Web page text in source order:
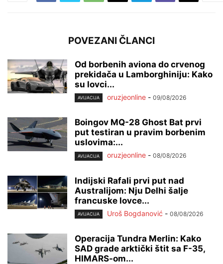
POVEZANI ČLANCI
Od borbenih aviona do crvenog
prekidača u Lamborghiniju: Kako
su lovci...
AVIJACIJA oruzjeonline - 09/08/2026
Boingov MQ-28 Ghost Bat prvi
put testiran u pravim borbenim
uslovima:...
AVIJACIJA oruzjeonline - 08/08/2026
Indijski Rafali prvi put nad
Australijom: Nju Delhi šalje
francuske lovce...
AVIJACIJA Uroš Bogdanović - 08/08/2026
Operacija Tundra Merlin: Kako
SAD grade arktički štit sa F-35,
HIMARS-om...